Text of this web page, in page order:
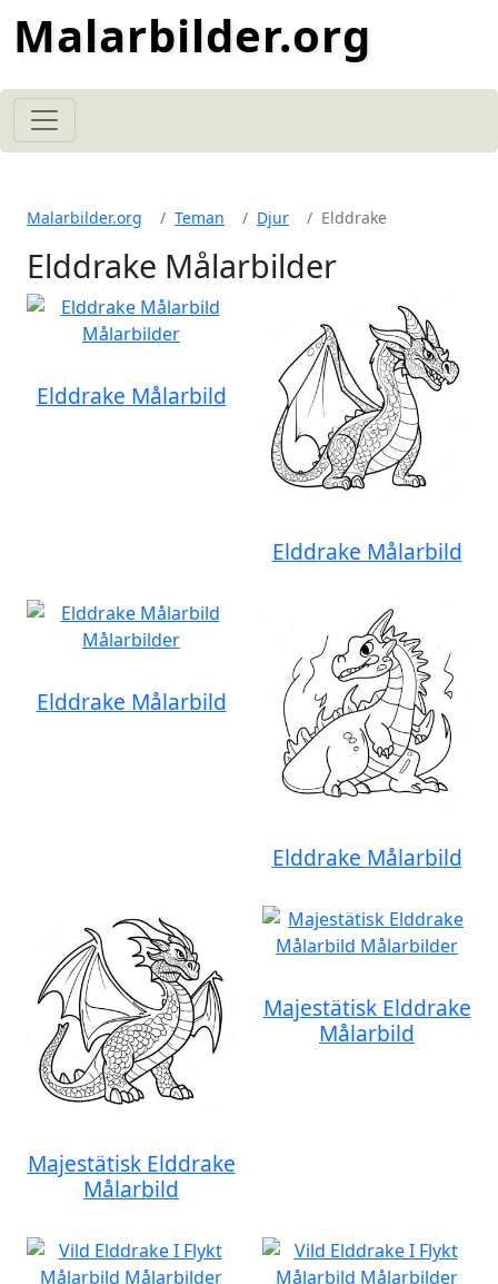
Malarbilder.org
Malarbilder.org Teman Djur Elddrake
Elddrake Målarbilder
Elddrake Målarbild
Elddrake Målarbild
Elddrake Målarbild
Elddrake Målarbild
Majestätisk Elddrake
Målarbild
Majestätisk Elddrake
Målarbild